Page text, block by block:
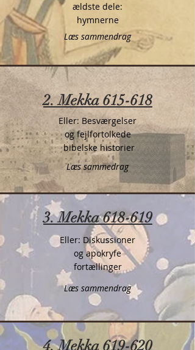
ældste dele:
hymnerne
Læs sammendrag
2. Mekka 615-618
Eller: Besværgelser
og fejlfortolkede
bibelske historier
Læs sammedrag
3. Mekka 618-619
Eller: Diskussioner
og apokryfe
fortællinger
Læs sammendrag
4. Mekka 619-620